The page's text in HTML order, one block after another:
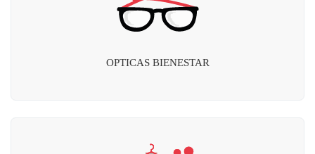
OPTICAS BIENESTAR